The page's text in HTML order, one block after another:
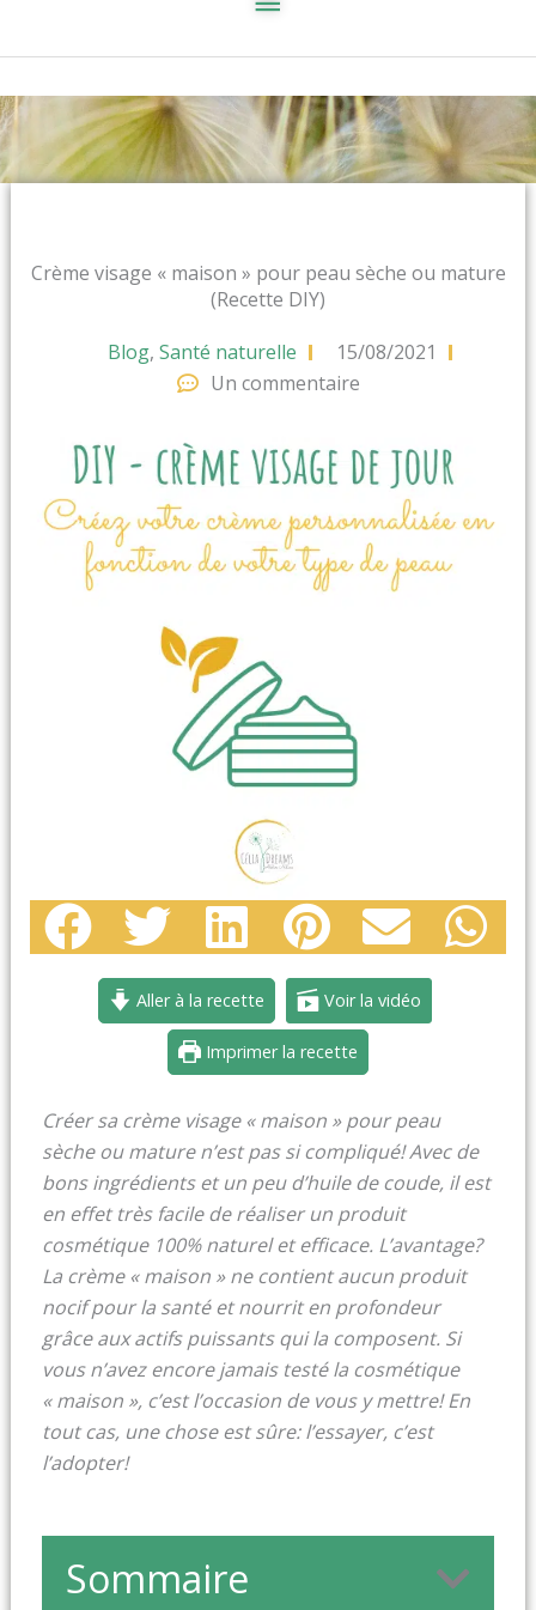
Crème visage « maison » pour peau sèche ou mature
(Recette DIY)
Blog, Santé naturelle
15/08/2021
Un commentaire
Aller à la recette Voir la vidéo
Imprimer la recette
Créer sa crème visage « maison » pour peau
sèche ou mature n’est pas si compliqué! Avec de
bons ingrédients et un peu d’huile de coude, il est
en effet très facile de réaliser un produit
cosmétique 100% naturel et efficace. L’avantage?
La crème « maison » ne contient aucun produit
nocif pour la santé et nourrit en profondeur
grâce aux actifs puissants qui la composent. Si
vous n’avez encore jamais testé la cosmétique
« maison », c’est l’occasion de vous y mettre! En
tout cas, une chose est sûre: l’essayer, c’est
l’adopter!
Sommaire